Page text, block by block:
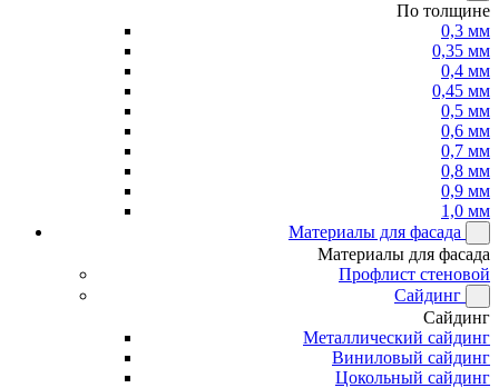
По толщине
0,3 мм
0,35 мм
0,4 мм
0,45 мм
0,5 мм
0,6 мм
0,7 мм
0,8 мм
0,9 мм
1,0 мм
Материалы для фасада
Материалы для фасада
Профлист стеновой
Сайдинг
Сайдинг
Металлический сайдинг
Виниловый сайдинг
Цокольный сайдинг